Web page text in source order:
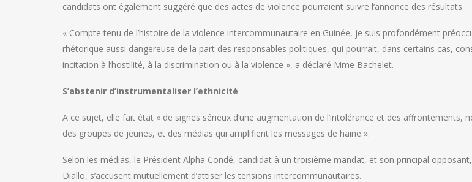
candidats ont également suggéré que des actes de violence pourraient suivre l’annonce des résultats.
« Compte tenu de l’histoire de la violence intercommunautaire en Guinée, je suis profondément
rhétorique aussi dangereuse de la part des responsables politiques, qui pourrait, dans certains cas,
incitation à l’hostilité, à la discrimination ou à la violence », a déclaré Mme Bachelet.
S’abstenir d’instrumentaliser l’ethnicité
A ce sujet, elle fait état « de signes sérieux d’une augmentation de l’intolérance et des affrontements,
des groupes de jeunes, et des médias qui amplifient les messages de haine ».
Selon les médias, le Président Alpha Condé, candidat à un troisième mandat, et son principal
Diallo, s’accusent mutuellement d’attiser les tensions intercommunautaires.